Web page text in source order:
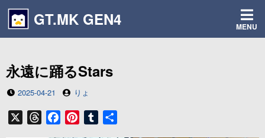
へ
キ
GT.MK GEN4 MENU
永遠に踊るStars
投
日
2025-04-21
投
者
りょ